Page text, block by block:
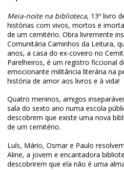
Meia-noite na biblioteca, 13º livro
histórias com vivos, mortos e
de um cemitério. Obra livremente
Comunitária Caminhos da Leitura,
anos, a casa do ex-coveiro no
Parelheiros, é um registro ficcional
emocionante militância literária na
história de amor aos livros e à vida!
Quatro meninos, amigos
sala do sexto ano numa escola
descobrem que existe uma nova
de um cemitério.
Luís, Mário, Osmar e Paulo
Aline, a jovem e encantadora
descobrirem que ela não é uma